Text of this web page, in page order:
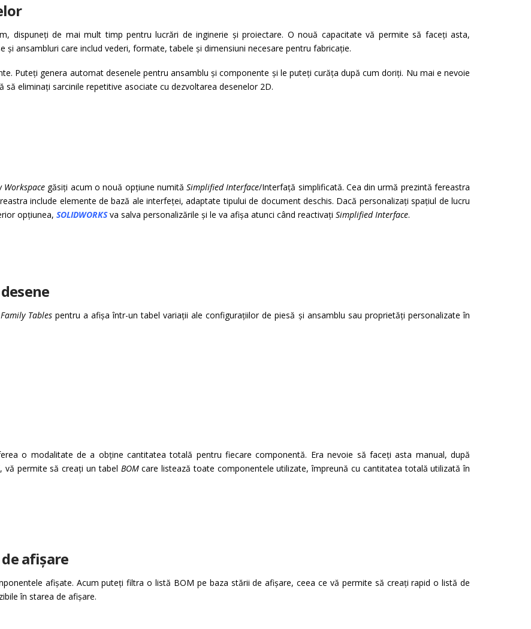
dispuneți de mai mult timp pentru lucrări de inginerie și proiectare. O nouă capacitate vă permite să faceți asta,
ansambluri care includ vederi, formate, tabele și dimensiuni necesare pentru fabricație.
Puteți genera automat desenele pentru ansamblu și componente și le puteți curăța după cum doriți. Nu mai e nevoie
eliminați sarcinile repetitive asociate cu dezvoltarea desenelor 2D.
Workspace găsiți acum o nouă opțiune numităSimplified Interface/Interfață simplificată. Cea din urmă prezintă fereastra
include elemente de bază ale interfeței, adaptate tipului de document deschis. Dacă personalizați spațiul de lucru
opțiunea, SOLIDWORKS va salva personalizările și le va afișa atunci când reactivați Simplified Interface.
Family Tablespentru a afișa într-un tabel variații ale configurațiilor de piesă și ansamblu sau proprietăți personalizate în
o modalitate de a obține cantitatea totală pentru fiecare componentă. Era nevoie să faceți asta manual, după
vă permite să creați un tabel BOMcare listează toate componentele utilizate, împreună cu cantitatea totală utilizată în
afișare
afișate. Acum puteți filtra o listă BOM pe baza stării de afișare, ceea ce vă permite să creați rapid o listă de
în starea de afișare.